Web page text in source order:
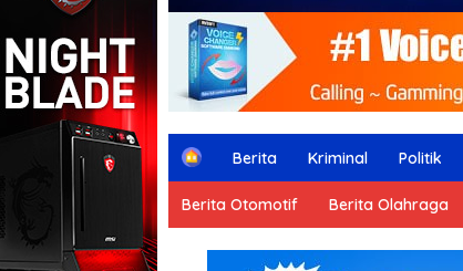
H
m
e
Berita Kriminal Politik
Berita Otomotif Berita Olahraga